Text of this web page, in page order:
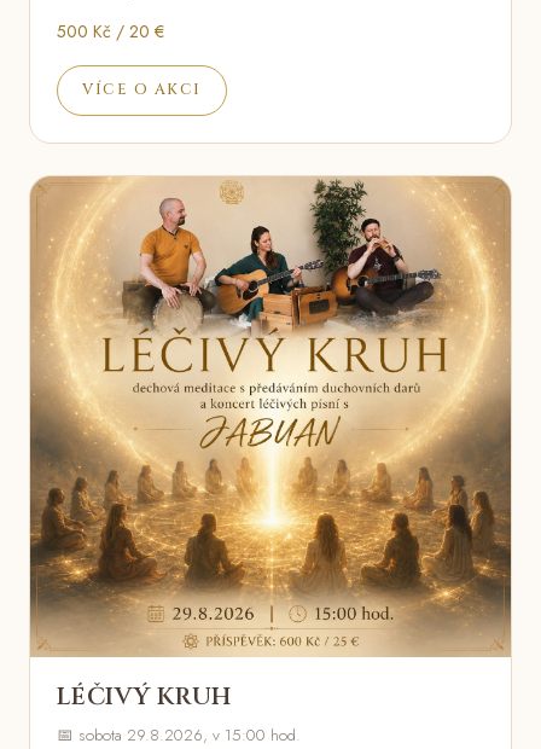
500 Kč / 20 €
VÍCE O AKCI
LÉČIVÝ KRUH
📅 sobota 29.8.2026, v 15:00 hod.